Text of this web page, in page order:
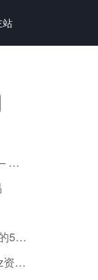
站
阿里云 ESA 免费 CDN套餐 – 不限流量、全球加速 免费购买分享
Donuts注册局旗下各有所长的5大域名
Web3风投公司Paradigm.xyz资金量超25亿美元